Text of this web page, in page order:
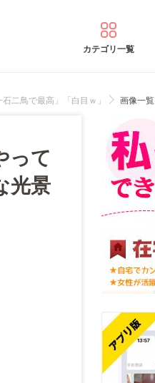
カテゴリ一覧
二鳥で最高」「白目ｗ」
画像一覧
って
光景